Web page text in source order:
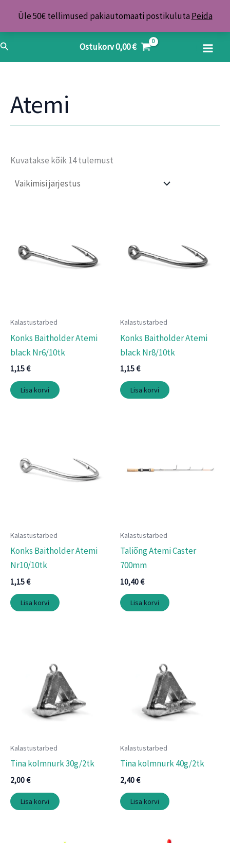
Üle 50€ tellimused pakiautomaati postikuluta Peida
content
Search Ostukorv0,00€
Atemi
Kuvatakse kõik 14 tulemust
Kalastustarbed
Konks Baitholder Atemi
black Nr6/10tk
1,15€
Lisa korvi
Kalastustarbed
Konks Baitholder Atemi
black Nr8/10tk
1,15€
Lisa korvi
Kalastustarbed
Konks Baitholder Atemi
Nr10/10tk
1,15€
Lisa korvi
Kalastustarbed
Taliõng Atemi Caster
700mm
10,40€
Lisa korvi
Kalastustarbed
Tina kolmnurk 30g/2tk
2,00€
Lisa korvi
Kalastustarbed
Tina kolmnurk 40g/2tk
2,40€
Lisa korvi